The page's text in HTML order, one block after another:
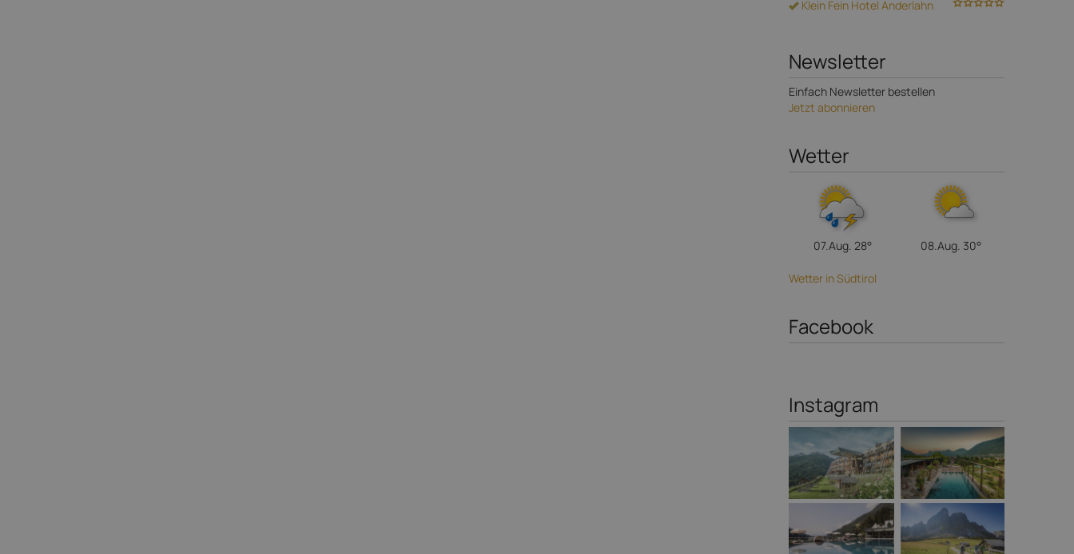
Klein Fein Hotel Anderlahn
Newsletter
Einfach Newsletter bestellen
Jetzt abonnieren
Wetter
07.Aug. 28° 08.Aug. 30°
Wetter in Südtirol
Facebook
Instagram